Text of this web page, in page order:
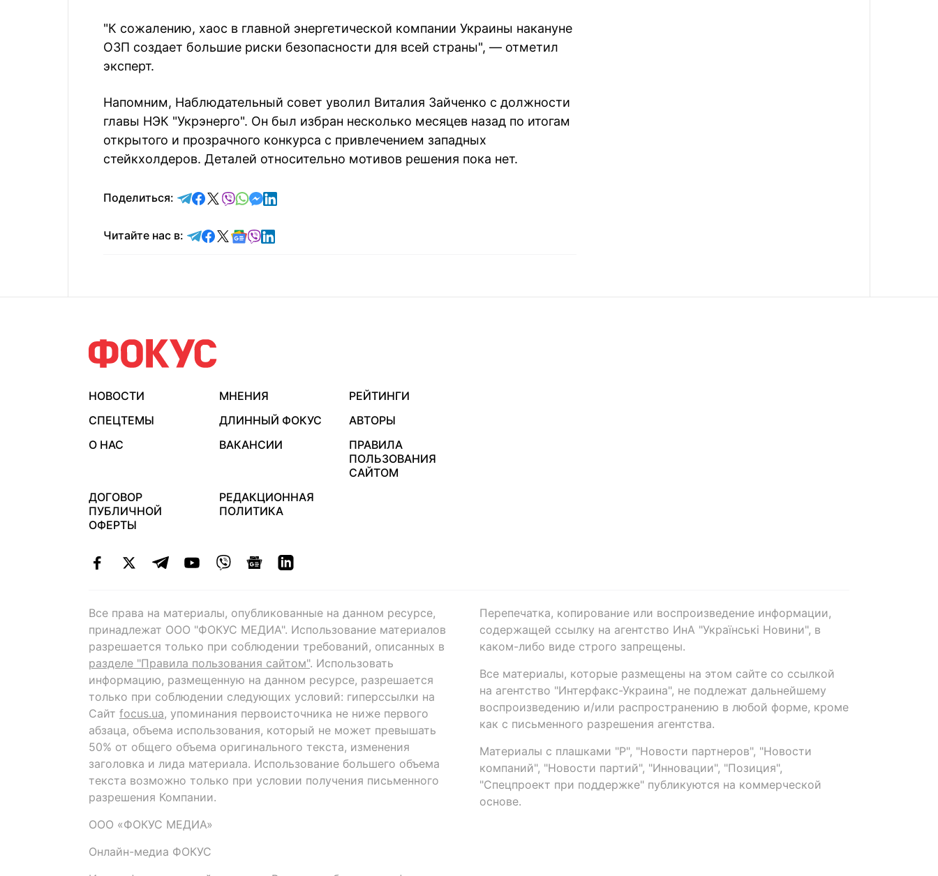
"К сожалению, хаос в главной энергетической компании Украины накануне
ОЗП создает большие риски безопасности для всей страны", — отметил
эксперт.
Напомним, Наблюдательный совет уволил Виталия Зайченко с должности
главы НЭК "Укрэнерго". Он был избран несколько месяцев назад по итогам
открытого и прозрачного конкурса с привлечением западных
стейкхолдеров. Деталей относительно мотивов решения пока нет.
Поделиться: отправить в Telegram
поделиться в Facebook
поделиться в X
отправить в Viber
отправить в Whatsapp
отправить в Messenger
отправить в LinkedIn
Читайте нас в: Читайте в Telegram
Читайте в Facebook
Читайте в X
Читайте в Google news
Читайте в Viber
Читайте в LinkedIn
НОВОСТИ МНЕНИЯ
РЕЙТИНГИ
СПЕЦТЕМЫ
ДЛИННЫЙ ФОКУС
АВТОРЫ
О НАС
ВАКАНСИИ
ПРАВИЛА
ПОЛЬЗОВАНИЯ
САЙТОМ
ДОГОВОР
ПУБЛИЧНОЙ
ОФЕРТЫ
РЕДАКЦИОННАЯ
ПОЛИТИКА
Все права на материалы, опубликованные на данном ресурсе,
принадлежат ООО "ФОКУС МЕДИА". Использование материалов
разрешается только при соблюдении требований, описанных в
разделе "Правила пользования сайтом". Использовать
информацию, размещенную на данном ресурсе, разрешается
только при соблюдении следующих условий: гиперссылки на
Сайт focus.ua, упоминания первоисточника не ниже первого
абзаца, объема использования, который не может превышать
50% от общего объема оригинального текста, изменения
заголовка и лида материала. Использование большего объема
текста возможно только при условии получения письменного
разрешения Компании.
ООО «ФОКУС МЕДИА»
Онлайн-медиа ФОКУС
Перепечатка, копирование или воспроизведение информации,
содержащей ссылку на агентство ИнА "Українські Новини", в
каком-либо виде строго запрещены.
Все материалы, которые размещены на этом сайте со ссылкой
на агентство "Интерфакс-Украина", не подлежат дальнейшему
воспроизведению и/или распространению в любой форме, кроме
как с письменного разрешения агентства.
Материалы с плашками "Р", "Новости партнеров", "Новости
компаний", "Новости партий", "Инновации", "Позиция",
"Спецпроект при поддержке" публикуются на коммерческой
основе.